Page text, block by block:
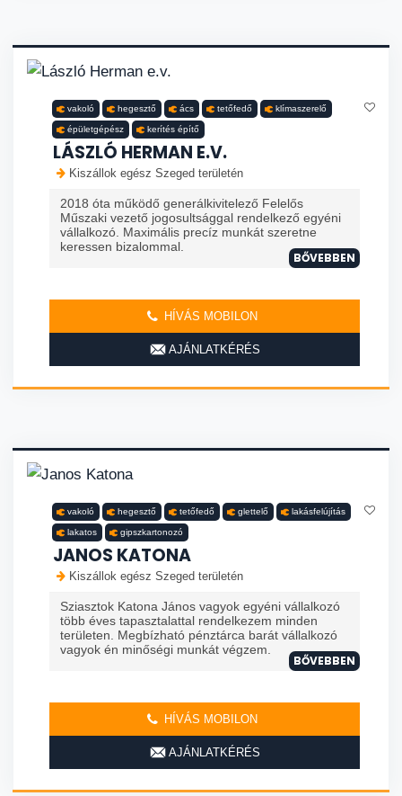
vakoló hegesztő ács tetőfedő klímaszerelő
épületgépész kerítés építő
LÁSZLÓ HERMAN E.V.
Kiszállok egész Szeged területén
2018 óta működő generálkivitelező Felelős
Műszaki vezető jogosultsággal rendelkező egyéni
vállalkozó. Maximális precíz munkát szeretne
keressen bizalommal.
BŐVEBBEN
HÍVÁS MOBILON
AJÁNLATKÉRÉS
vakoló hegesztő tetőfedő glettelő lakásfelújítás
lakatos gipszkartonozó
JANOS KATONA
Kiszállok egész Szeged területén
Sziasztok Katona János vagyok egyéni vállalkozó
több éves tapasztalattal rendelkezem minden
területen. Megbízható pénztárca barát vállalkozó
vagyok én minőségi munkát végzem.
BŐVEBBEN
HÍVÁS MOBILON
AJÁNLATKÉRÉS